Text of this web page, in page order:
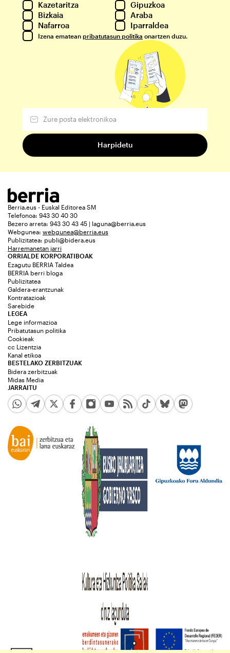
Kazetaritza
Gipuzkoa
Bizkaia
Araba
Nafarroa
Iparraldea
Izena ematean pribatutasun politika onartzen duzu.
Berria.eus - Euskal Editorea SM
Telefonoa: 943 30 40 30
Bezero arreta: 943 30 43 45 | laguna@berria.eus
Webgunea: webgunea@berria.eus
Publizitatea: publi@bidera.eus
Harremanetan jarri
ORRIALDE KORPORATIBOAK
Ezagutu BERRIA Taldea
BERRIA berri bloga
Publizitatea
Galdera-erantzunak
Kontratazioak
Sarebide
JARRAITU
LEGEA
Lege informazioa
Pribatutasun politika
Cookieak
cc Lizentzia
Kanal etikoa
BESTELAKO ZERBITZUAK
Bidera zerbitzuak
Midas Media